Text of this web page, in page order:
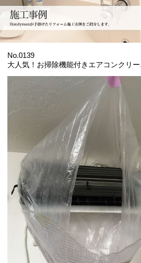
No.0139
大人気！お掃除機能付きエアコンクリ